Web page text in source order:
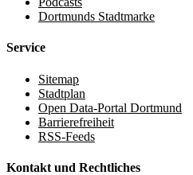
Dortmunds Stadtmarke
Service
Sitemap
Stadtplan
Open Data-Portal Dortmund
Barrierefreiheit
RSS-Feeds
Kontakt und Rechtliches